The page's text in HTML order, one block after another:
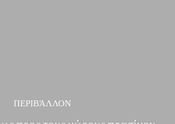
ΠΕΡΙΒΆΛΛΟΝ